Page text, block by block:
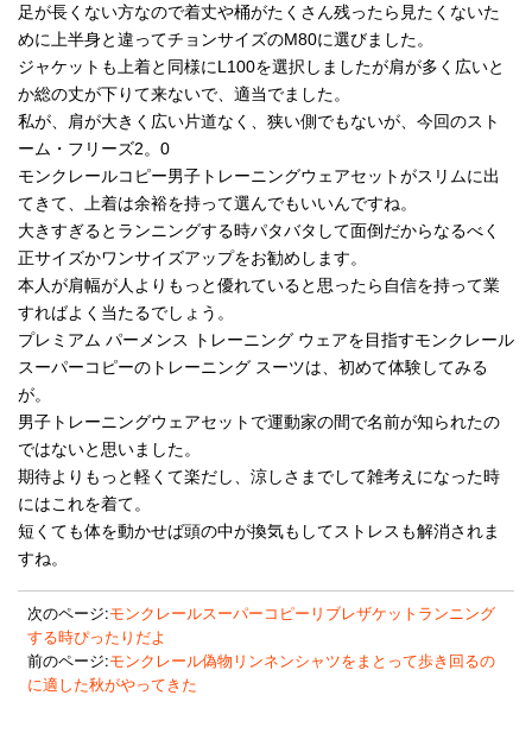
足が長くない方なので着丈や桶がたくさん残ったら見たくないた
めに上半身と違ってチョンサイズのM80に選びました。
ジャケットも上着と同様にL100を選択しましたが肩が多く広いと
か総の丈が下りて来ないで、適当でました。
私が、肩が大きく広い片道なく、狭い側でもないが、今回のスト
ーム・フリーズ2。0
モンクレールコピー男子トレーニングウェアセットがスリムに出
てきて、上着は余裕を持って選んでもいいんですね。
大きすぎるとランニングする時パタバタして面倒だからなるべく
正サイズかワンサイズアップをお勧めします。
本人が肩幅が人よりもっと優れていると思ったら自信を持って業
すればよく当たるでしょう。
プレミアム パーメンス トレーニング ウェアを目指すモンクレール
スーパーコピーのトレーニング スーツは、初めて体験してみる
が。
男子トレーニングウェアセットで運動家の間で名前が知られたの
ではないと思いました。
期待よりもっと軽くて楽だし、涼しさまでして雑考えになった時
にはこれを着て。
短くても体を動かせば頭の中が換気もしてストレスも解消されま
すね。
次のページ:モンクレールスーパーコピーリブレザケットランニング
する時ぴったりだよ
前のページ:モンクレール偽物リンネンシャツをまとって歩き回るの
に適した秋がやってきた